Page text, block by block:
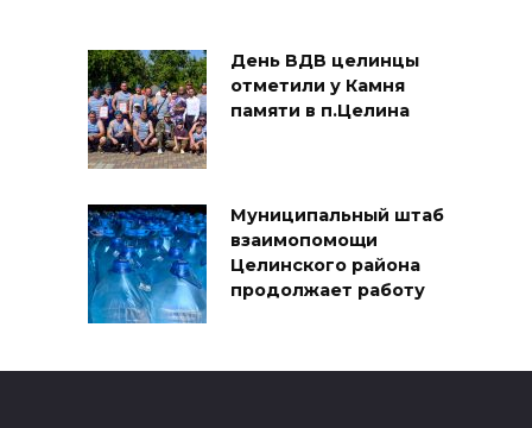
День ВДВ целинцы
отметили у Камня
памяти в п.Целина
Муниципальный штаб
взаимопомощи
Целинского района
продолжает работу